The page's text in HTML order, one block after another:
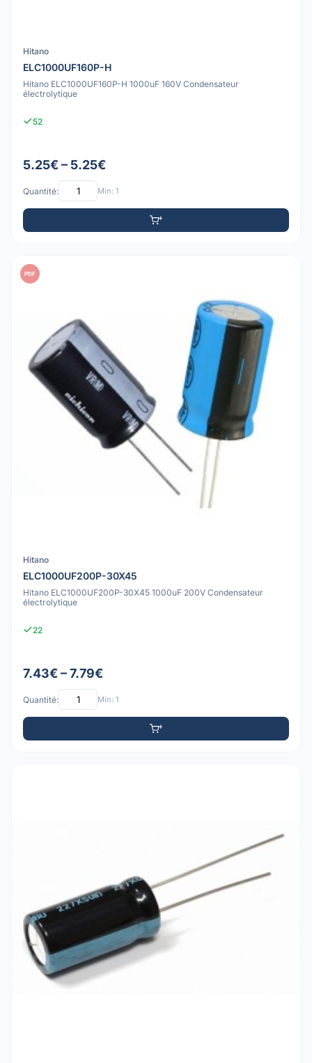
Hitano
ELC1000UF160P-H
Hitano ELC1000UF160P-H 1000uF 160V Condensateur
électrolytique
52
5.25€ – 5.25€
Quantité: Min: 1
PDF
Hitano
ELC1000UF200P-30X45
Hitano ELC1000UF200P-30X45 1000uF 200V Condensateur
électrolytique
22
7.43€ – 7.79€
Quantité: Min: 1